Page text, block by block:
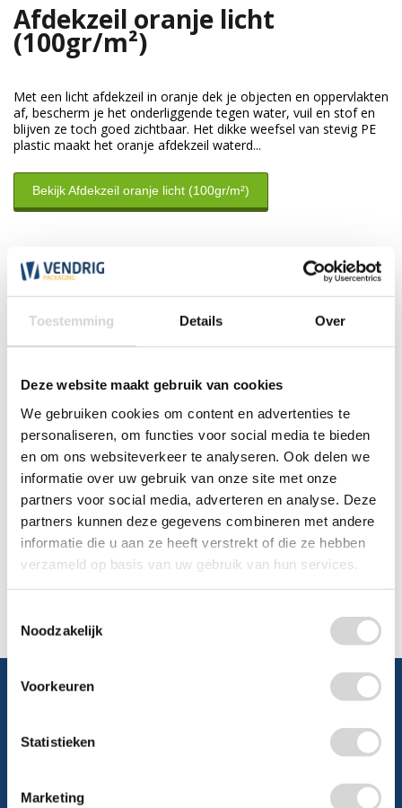
Toestemming Details Over
Deze website maakt gebruik van cookies
We gebruiken cookies om content en advertenties te
personaliseren, om functies voor social media te bieden
en om ons websiteverkeer te analyseren. Ook delen we
informatie over uw gebruik van onze site met onze
partners voor social media, adverteren en analyse. Deze
partners kunnen deze gegevens combineren met andere
informatie die u aan ze heeft verstrekt of die ze hebben
verzameld op basis van uw gebruik van hun services.
Noodzakelijk
Voorkeuren
Statistieken
Marketing
Afdekzeil oranje licht
(100gr/m²)
Met een licht afdekzeil in oranje dek je objecten en oppervlakten
af, bescherm je het onderliggende tegen water, vuil en stof en
blijven ze toch goed zichtbaar. Het dikke weefsel van stevig PE
plastic maakt het oranje afdekzeil waterd...
Bekijk Afdekzeil oranje licht (100gr/m²)
Klantenservice
Wij zijn nu gesloten. Wij zijn de eerst volgende werkdag weer
open tussen 7:30 en 17:30 uur.
*Magazijn heeft andereopeningstijden.
0348 4791 95
Chat
WhatsApp 0348 479195
Mailen
Offerte aanvragen
Schrijf je in en ontvang direct